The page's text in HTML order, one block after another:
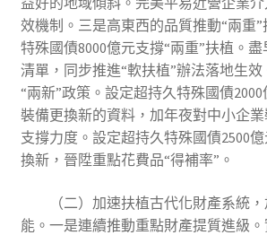
效機制。三是高東西的品質推動“兩重
特殊國債8000億元支撐“兩重”扶植。
清單，同步推進“軟扶植”辦法落地生
“兩新”政策。設定超持久特殊國債
裝備更換新的資料，加年夜對中小企
支撐力度。設定超持久特殊國債2500
換新，晉陞重點花費品“得補率”。
（二）加速扶植古代化財產系統，
能。一是連續推動重點財產提質進級